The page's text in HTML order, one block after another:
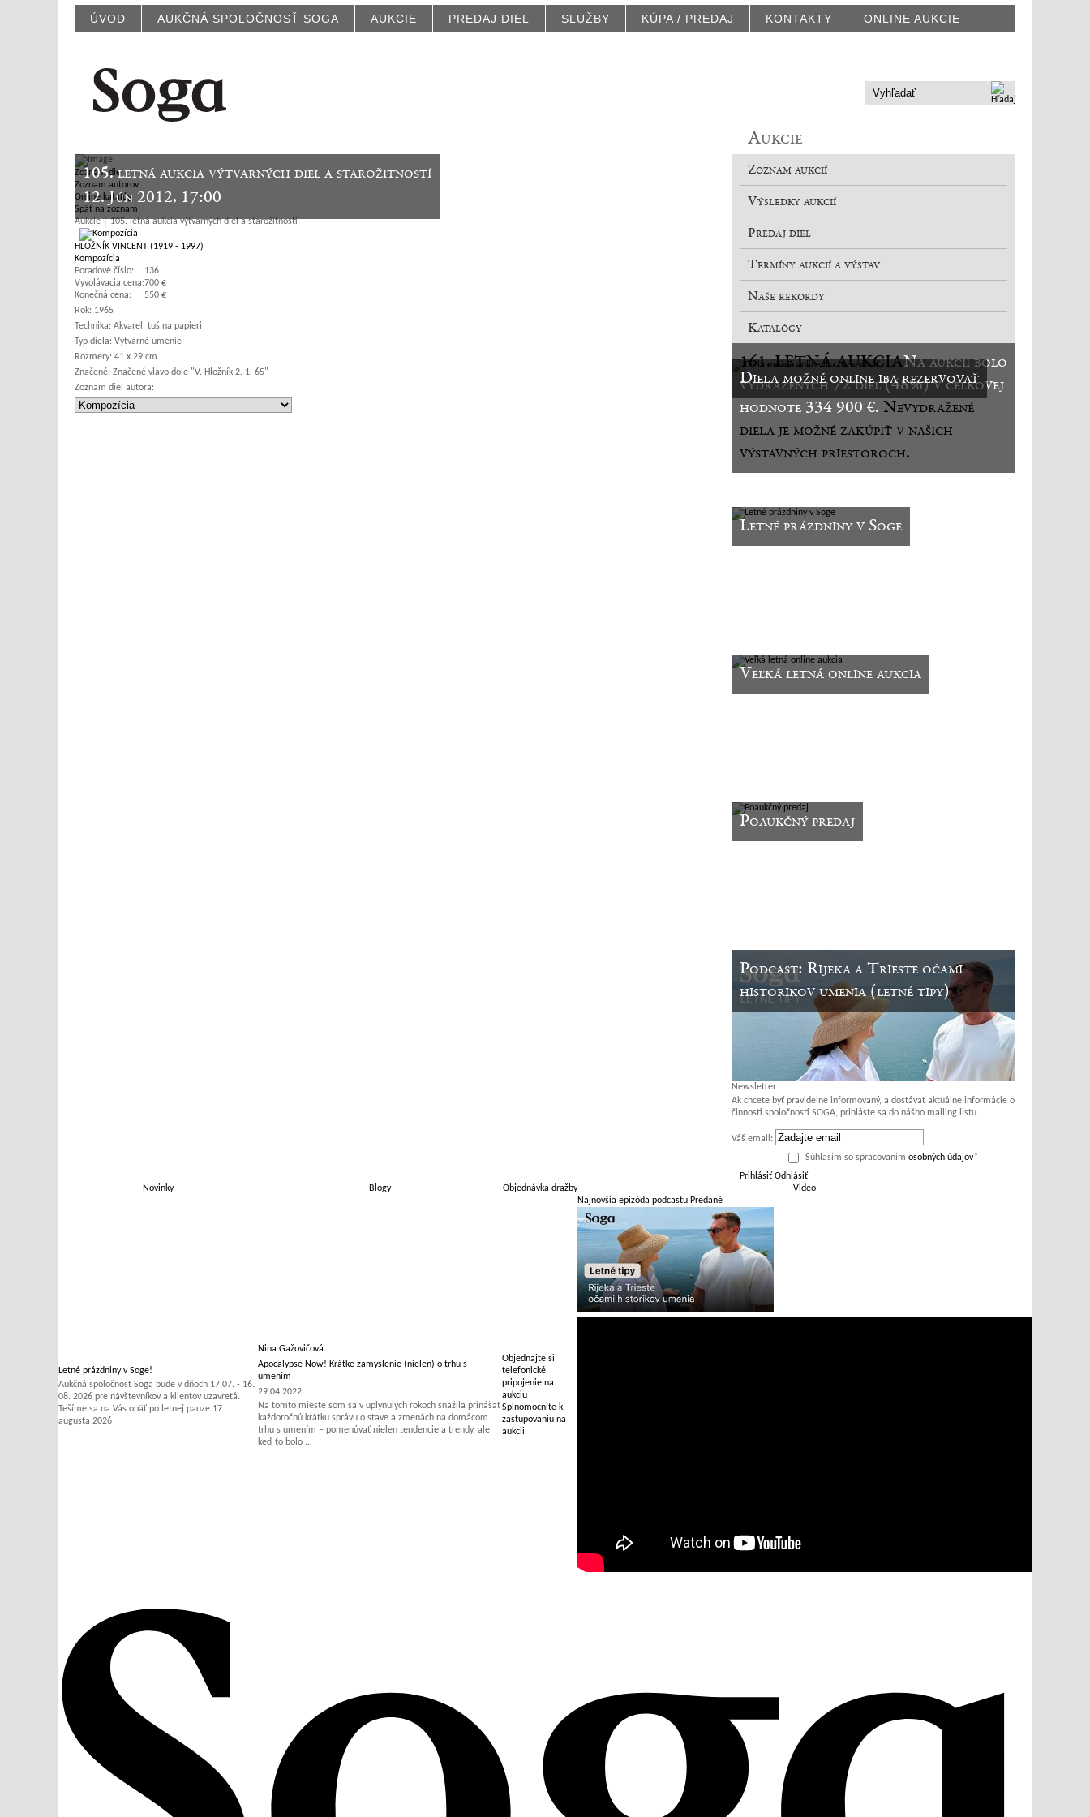
ÚVOD AUKČNÁ SPOLOČNOSŤ SOGA AUKCIE PREDAJ DIEL SLUŽBY KÚPA / PREDAJ KONTAKTY ONLINE AUKCIE
105. letná aukcia výtvarných diel a starožitností
12. Jún 2012, 17:00
Zoznam diel
Zoznam autorov
Online katalóg
Späť na zoznam
Aukcie | 105. letná aukcia výtvarných diel a starožitností
HLOŽNÍK VINCENT (1919 - 1997)
Kompozícia
Poradové číslo:
136
Vyvolávacia cena:700 €
Konečná cena:
550 €
Rok: 1965
Technika: Akvarel, tuš na papieri
Typ diela: Výtvarné umenie
Rozmery: 41 x 29 cm
Značené: Značené vlavo dole "V. Hložník 2. 1. 65"
Zoznam diel autora:
Aukcie
Zoznam aukcií
Výsledky aukcií
Predaj diel
Termíny aukcií a výstav
Naše rekordy
Katalógy
161. LETNÁ AUKCIANa aukcii bolo
vydražených 72 diel (48%) v celkovej
hodnote 334 900 €.Nevydražené
diela je možné zakúpiť v našich
výstavných priestoroch.
Diela možné online iba rezervovať
Letné prázdniny v Soge
Veľká letná online aukcia
Poaukčný predaj
Podcast: Rijeka a Trieste očami
historikov umenia (letné tipy)
Newsletter
Ak chcete byť pravidelne informovaný, a dostávať aktuálne informácie o
činnosti spoločnosti SOGA, prihláste sa do nášho mailing listu.
Váš email:
Súhlasím so spracovaním osobných údajov*
Prihlásiť Odhlásiť
Novinky
Blogy Objednávka dražby Video
Letné prázdniny v Soge!
Aukčná spoločnosť Soga bude v dňoch 17.07. - 16.
08. 2026 pre návštevníkov a klientov uzavretá.
Tešíme sa na Vás opäť po letnej pauze 17.
augusta 2026
Nina Gažovičová
Apocalypse Now! Krátke zamyslenie (nielen) o trhu s
umením
29.04.2022
Na tomto mieste som sa v uplynulých rokoch snažila prinášať
každoročnú krátku správu o stave a zmenách na domácom
trhu s umením – pomenúvať nielen tendencie a trendy, ale
keď to bolo ...
Objednajte si
telefonické
pripojenie na
aukciu
Splnomocnite k
zastupovaniu na
aukcii
Najnovšia epizóda podcastu Predané